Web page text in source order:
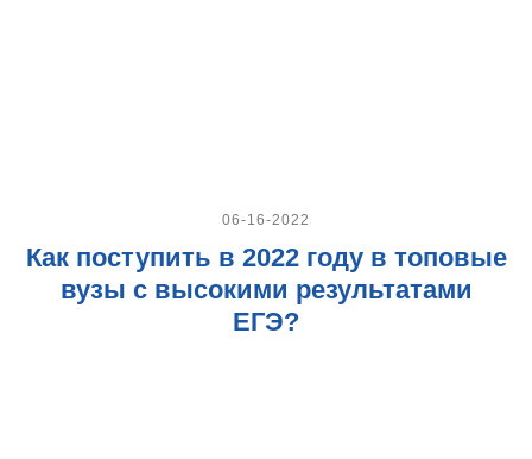
06-16-2022
Как поступить в 2022 году в топовые
вузы с высокими результатами
ЕГЭ?